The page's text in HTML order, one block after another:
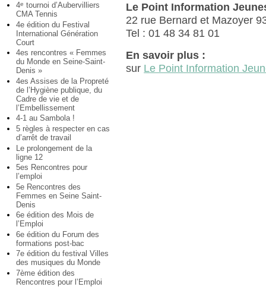
4e tournoi d’Aubervilliers
CMA Tennis
4e édition du Festival
International Génération
Court
4es rencontres « Femmes
du Monde en Seine-Saint-
Denis »
4es Assises de la Propreté
de l’Hygiène publique, du
Cadre de vie et de
l’Embellissement
4-1 au Sambola !
5 règles à respecter en cas
d’arrêt de travail
Le prolongement de la
ligne 12
5es Rencontres pour
l’emploi
5e Rencontres des
Femmes en Seine Saint-
Denis
6e édition des Mois de
l’Emploi
6e édition du Forum des
formations post-bac
7e édition du festival Villes
des musiques du Monde
7ème édition des
Rencontres pour l’Emploi
Le Point Information
22 rue Bernard et Mazoyer
Tel : 01 48 34 81 01
En savoir plus :
sur Le Point Information